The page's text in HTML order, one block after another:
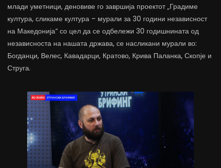
млади уметници, деновиве го завршија проектот „Градиме
култура, сликаме култура – мурали за 30 години независност
на Македонија“ со цел да се одбележи 30 годишнината од
независноста на нашата држава, се насликани мурали во:
Богданци, Велес, Кавадарци, Кратово, Крива Паланка, Скопје и
Струга.